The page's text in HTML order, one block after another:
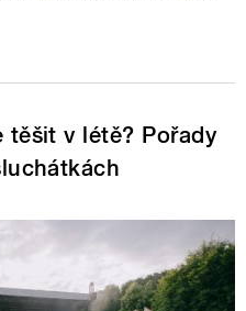
těšit v létě? Pořady